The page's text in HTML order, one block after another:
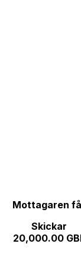
Mottagaren
Skickar
20,000.00